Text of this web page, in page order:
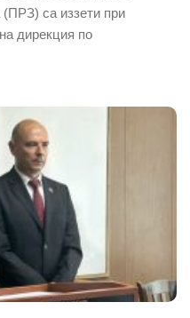
(ПРЗ) са иззети при
дирекция по